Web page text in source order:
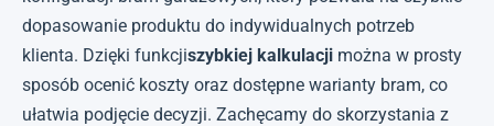
dopasowanie produktu do indywidualnych potrzeb
klienta. Dzięki funkcjiszybkiej kalkulacji można w prosty
sposób ocenić koszty oraz dostępne warianty bram, co
ułatwia podjęcie decyzji. Zachęcamy do skorzystania z